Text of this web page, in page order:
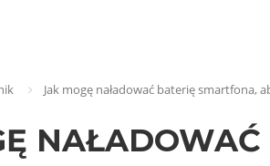
Jak mogę naładować baterię smartfona,
NAŁADOWAĆ